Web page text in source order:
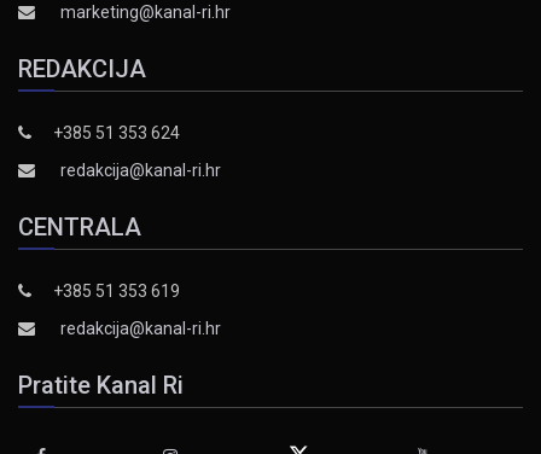
marketing@kanal-ri.hr
REDAKCIJA
+385 51 353 624
redakcija@kanal-ri.hr
CENTRALA
+385 51 353 619
redakcija@kanal-ri.hr
Pratite Kanal Ri